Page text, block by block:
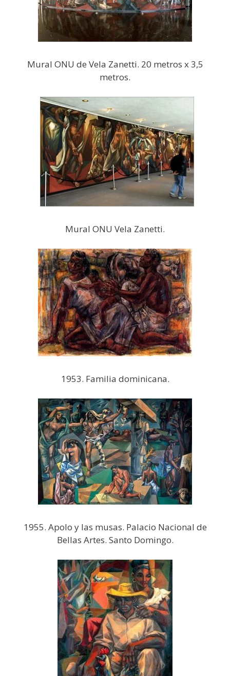
Mural ONU de Vela Zanetti. 20 metros x 3,5
metros.
Mural ONU Vela Zanetti.
1953. Familia dominicana.
1955. Apolo y las musas. Palacio Nacional de
Bellas Artes. Santo Domingo.